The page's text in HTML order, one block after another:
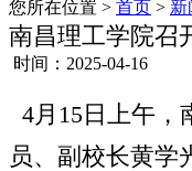
您所在位置 > 首页 > 新
南昌理工学院召
时间：2025-04-16
4月15日上午，
员、副校长黄学